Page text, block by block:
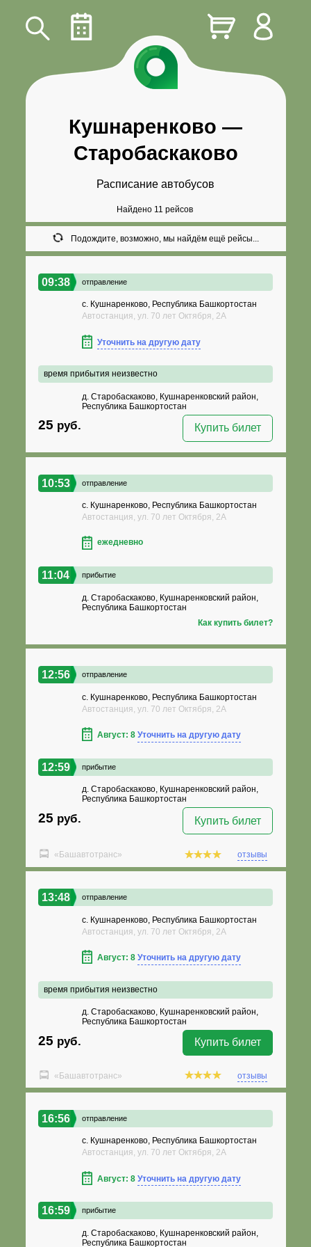
Кушнаренково —
Старобаскаково
Расписание автобусов
Найдено 11 рейсов
Подождите, возможно, мы найдём ещё рейсы...
09:38 отправление
с. Кушнаренково, Республика Башкортостан
Автостанция, ул. 70 лет Октября, 2А
Уточнить на другую дату
время прибытия неизвестно
д. Старобаскаково, Кушнаренковский район,
Республика Башкортостан
25 руб. Купить билет
10:53 отправление
с. Кушнаренково, Республика Башкортостан
Автостанция, ул. 70 лет Октября, 2А
ежедневно
11:04 прибытие
д. Старобаскаково, Кушнаренковский район,
Республика Башкортостан
Как купить билет?
12:56 отправление
с. Кушнаренково, Республика Башкортостан
Автостанция, ул. 70 лет Октября, 2А
Август: 8 Уточнить на другую дату
12:59 прибытие
д. Старобаскаково, Кушнаренковский район,
Республика Башкортостан
25 руб. Купить билет
«Башавтотранс» отзывы
13:48 отправление
с. Кушнаренково, Республика Башкортостан
Автостанция, ул. 70 лет Октября, 2А
Август: 8 Уточнить на другую дату
время прибытия неизвестно
д. Старобаскаково, Кушнаренковский район,
Республика Башкортостан
25 руб. Купить билет
«Башавтотранс» отзывы
16:56 отправление
с. Кушнаренково, Республика Башкортостан
Автостанция, ул. 70 лет Октября, 2А
Август: 8 Уточнить на другую дату
16:59 прибытие
д. Старобаскаково, Кушнаренковский район,
Республика Башкортостан